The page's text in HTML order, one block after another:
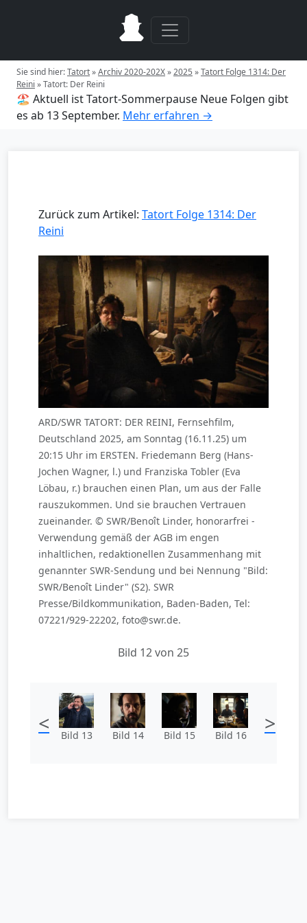
Sie sind hier:Tatort»Archiv 2020-202X»2025 »Tatort Folge 1314: Der
Reini »Tatort: Der Reini
🏖️ Aktuell ist Tatort-Sommerpause Neue Folgen gibt
es ab 13 September. Mehr erfahren →
Zurück zum Artikel: Tatort Folge 1314: Der
Reini
ARD/SWR TATORT: DER REINI, Fernsehfilm,
Deutschland 2025, am Sonntag (16.11.25) um
20:15 Uhr im ERSTEN. Friedemann Berg (Hans-
Jochen Wagner, l.) und Franziska Tobler (Eva
Löbau, r.) brauchen einen Plan, um aus der Falle
rauszukommen. Und sie brauchen Vertrauen
zueinander. © SWR/Benoît Linder, honorarfrei -
Verwendung gemäß der AGB im engen
inhaltlichen, redaktionellen Zusammenhang mit
genannter SWR-Sendung und bei Nennung "Bild:
SWR/Benoît Linder" (S2). SWR
Presse/Bildkommunikation, Baden-Baden, Tel:
07221/929-22202, foto@swr.de.
Bild 12 von 25
< Bild 13 Bild 14 Bild 15 Bild 16 >